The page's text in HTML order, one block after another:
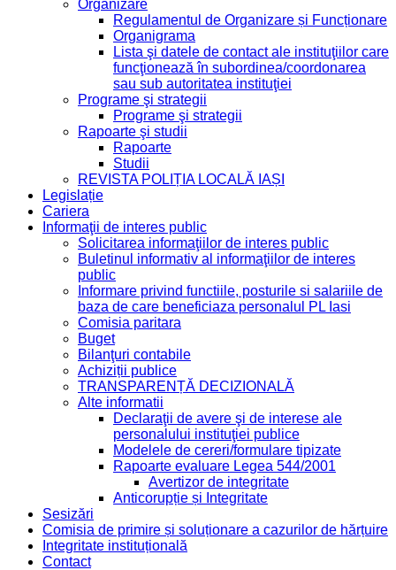
Organizare
Regulamentul de Organizare și Funcționare
Organigrama
Lista şi datele de contact ale instituţiilor care
funcţionează în subordinea/coordonarea
sau sub autoritatea instituţiei
Programe şi strategii
Programe şi strategii
Rapoarte şi studii
Rapoarte
Studii
REVISTA POLIȚIA LOCALĂ IAȘI
Legislație
Cariera
Informaţii de interes public
Solicitarea informaţiilor de interes public
Buletinul informativ al informaţiilor de interes
public
Informare privind functiile, posturile si salariile de
baza de care beneficiaza personalul PL Iasi
Comisia paritara
Buget
Bilanţuri contabile
Achiziții publice
TRANSPARENȚĂ DECIZIONALĂ
Alte informatii
Declaraţii de avere şi de interese ale
personalului instituţiei publice
Modelele de cereri/formulare tipizate
Rapoarte evaluare Legea 544/2001
Avertizor de integritate
Anticorupție și Integritate
Sesizări
Comisia de primire și soluționare a cazurilor de hărțuire
Integritate instituțională
Contact